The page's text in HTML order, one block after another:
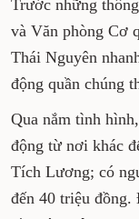
Trước những
và Văn phòng Cơ
Thái Nguyên
động quần chúng
Qua nắm tình
động từ nơi khác
Tích Lương; có
đến 40 triệu